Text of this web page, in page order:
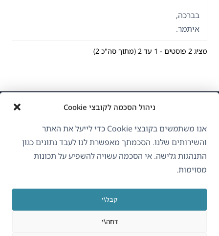
ניהול הסכמה לקובצי Cookie
אנו משתמשים בקובצי Cookie כדי לייעל את האתר
והשירותים שלנו. הסכמתך מאפשרת לנו לעבד נתונים כגון
התנהגות גלישה. אי הסכמה עשויה להשפיע על תכונות
מסוימות.
קבל\י
דחה\י
בברכה,
איתמר.
מציג 2 פוסטים - 1 עד 2 (מתוך סה"כ 2)
אודות WPML
הצטרף לצוות שלנו(נפתח
(נפתח
בחלון
(נפתח
בחלון
(נפתח